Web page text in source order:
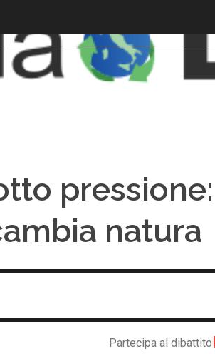
pressione:
natura
Partecipa al dibattito